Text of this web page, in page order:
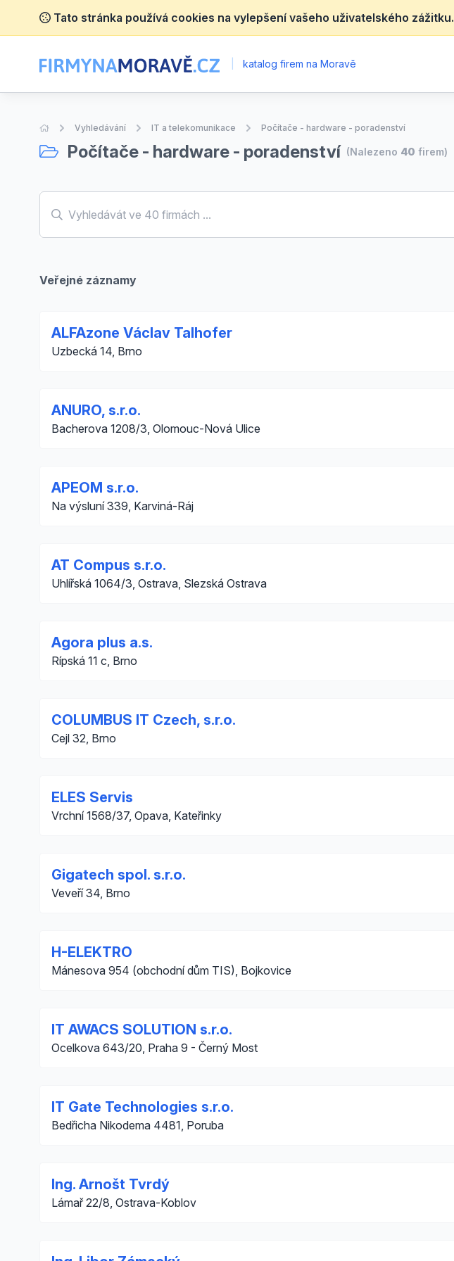
Tato stránka používá cookies na vylepšení vašeho uživatelského zážitku.
katalog firem na Moravě
Úvodní stránka
Vyhledávání IT a telekomunikace Počítače - hardware - poradenství
Počítače - hardware - poradenství (Nalezeno 40 firem)
Veřejné záznamy
ALFAzone Václav Talhofer
Uzbecká 14, Brno
ANURO, s.r.o.
Bacherova 1208/3, Olomouc-Nová Ulice
APEOM s.r.o.
Na výsluní 339, Karviná-Ráj
AT Compus s.r.o.
Uhlířská 1064/3, Ostrava, Slezská Ostrava
Agora plus a.s.
Rípská 11 c, Brno
COLUMBUS IT Czech, s.r.o.
Cejl 32, Brno
ELES Servis
Vrchní 1568/37, Opava, Kateřinky
Gigatech spol. s.r.o.
Veveří­ 34, Brno
H-ELEKTRO
Mánesova 954 (obchodní dům TIS), Bojkovice
IT AWACS SOLUTION s.r.o.
Ocelkova 643/20, Praha 9 - Černý Most
IT Gate Technologies s.r.o.
Bedřicha Nikodema 4481, Poruba
Ing. Arnošt Tvrdý
Lámař 22/8, Ostrava-Koblov